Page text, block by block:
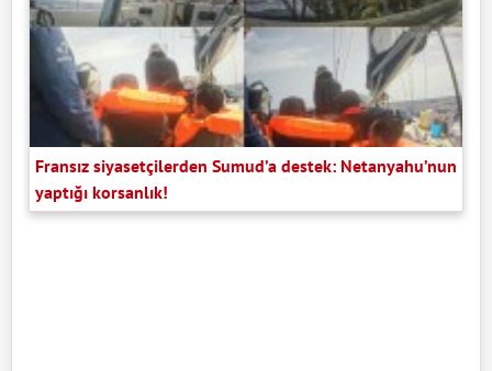
Fransız siyasetçilerden Sumud’a destek: Netanyahu’nun
yaptığı korsanlık!